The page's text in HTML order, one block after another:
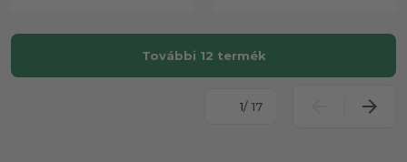
További 12 termék
/ 17